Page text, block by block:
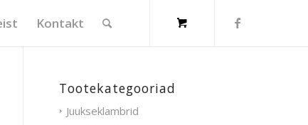
Kontakt
Tootekategooriad
Juukseklambrid